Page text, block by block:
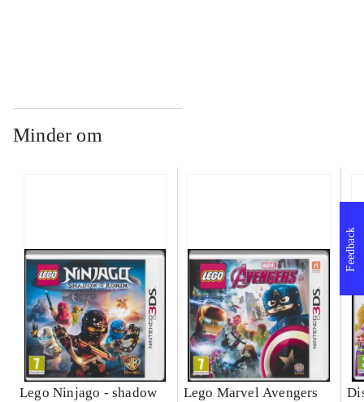
Minder om
Lego Ninjago - shadow
Lego Marvel Avengers
Feedback